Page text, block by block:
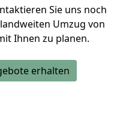
Sie uns noch
Umzug von
Ihnen zu planen.
erhalten